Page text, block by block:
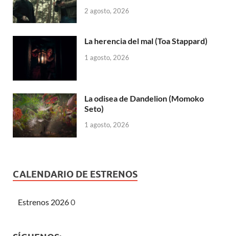
2 agosto, 2026
La herencia del mal (Toa Stappard)
1 agosto, 2026
La odisea de Dandelion (Momoko
Seto)
1 agosto, 2026
CALENDARIO DE ESTRENOS
Estrenos 20260